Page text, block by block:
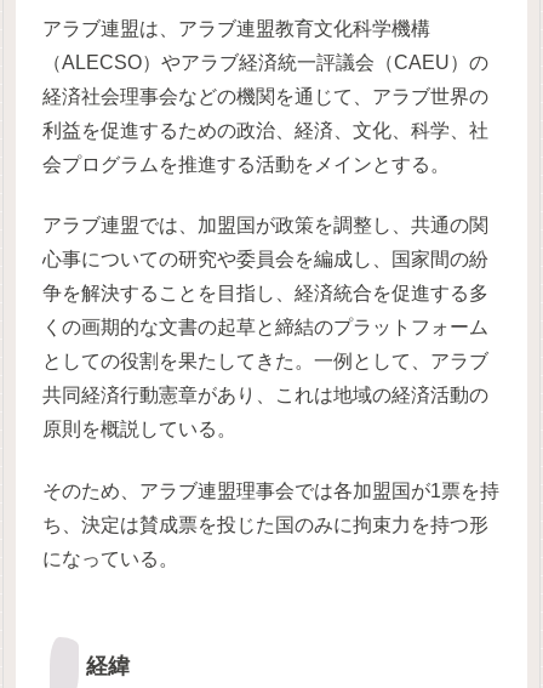
アラブ連盟は、アラブ連盟教育文化科学機構
（ALECSO）やアラブ経済統一評議会（CAEU）の
経済社会理事会などの機関を通じて、アラブ世界の
利益を促進するための政治、経済、文化、科学、社
会プログラムを推進する活動をメインとする。
アラブ連盟では、加盟国が政策を調整し、共通の関
心事についての研究や委員会を編成し、国家間の紛
争を解決することを目指し、経済統合を促進する多
くの画期的な文書の起草と締結のプラットフォーム
としての役割を果たしてきた。一例として、アラブ
共同経済行動憲章があり、これは地域の経済活動の
原則を概説している。
そのため、アラブ連盟理事会では各加盟国が1票を持
ち、決定は賛成票を投じた国のみに拘束力を持つ形
になっている。
経緯